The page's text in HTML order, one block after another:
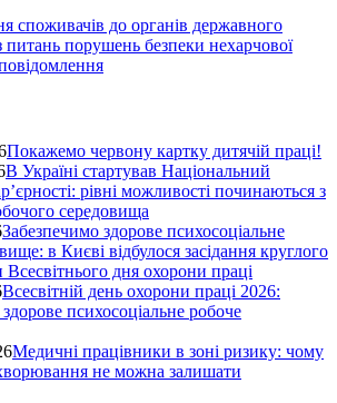
споживачів до органів державного
питань порушень безпеки нехарчової
Покажемо червону картку дитячій праці!
В Україні стартував Національний
рівні можливості починаються з
середовища
Забезпечимо здорове психосоціальне
в Києві відбулося засідання круглого
Всесвітнього дня охорони праці
Всесвітній день охорони праці 2026:
психосоціальне робоче
Медичні працівники в зоні ризику: чому
не можна залишати